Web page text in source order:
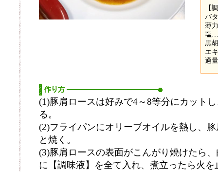
【
バ
薄
塩
黒
エ
適量
(1)豚肩ロースは好みで4～8等分にカット
る。
(2)フライパンにオリーブオイルを熱し、
と焼く。
(3)豚肩ロースの表面がこんがり焼けたら
に【調味液】を全て入れ、煮立ったら火を